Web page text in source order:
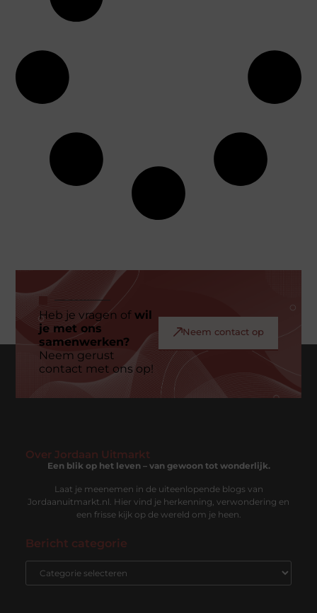
Heb je vragen ofwil
je met ons
samenwerken?
Neem gerust
contact met ons op!
Neem contact op
Over Jordaan Uitmarkt
Een blik op het leven – van gewoon tot wonderlijk.
Laat je meenemen in de uiteenlopende blogs van
Jordaanuitmarkt.nl. Hier vind je herkenning, verwondering en
een frisse kijk op de wereld om je heen.
Bericht categorie